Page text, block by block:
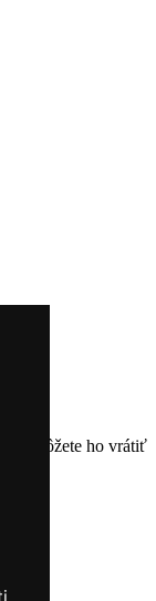
môžete ho vrátiť